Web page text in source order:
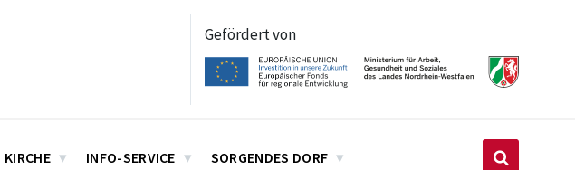
Gefördert von
KIRCHE INFO-SERVICE SORGENDES DORF